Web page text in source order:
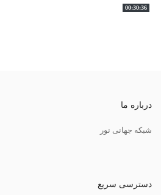
00:30:36
درباره ما
شبکه جهانی نور
دسترسی سریع